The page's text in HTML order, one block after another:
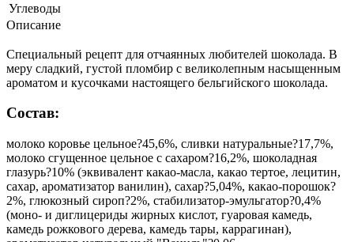
Углеводы
Описание
Специальный рецепт для отчаянных любителей шоколада. В
меру сладкий, густой пломбир с великолепным насыщенным
ароматом и кусочками настоящего бельгийского шоколада.
Состав:
молоко коровье цельное?45,6%, сливки натуральные?17,7%,
молоко сгущенное цельное с сахаром?16,2%, шоколадная
глазурь?10% (эквивалент какао-масла, какао тертое, лецитин,
сахар, ароматизатор ванилин), сахар?5,04%, какао-порошок?
2%, глюкозный сироп?2%, стабилизатор-эмульгатор?0,4%
(моно- и диглицериды жирных кислот, гуаровая камедь,
камедь рожкового дерева, камедь тары, каррагинан),